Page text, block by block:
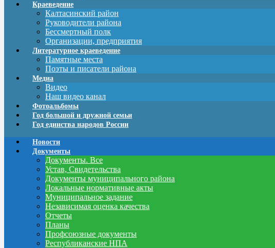
Краеведение
Калтасинский район
Руководители района
Бессмертный полк
Организации, предприятия
Литературное краеведение
Памятные места
Поэты и писатели района
Медиа
Видео
Наш видео канал
Фотоальбомы
Год большой и дружной семьи
Год единства народов России
Новости
Документы
Документы. Все
Устав, Свидетельства
Документы муниципального района
Локальные нормативные акты
Муниципальное задание
Независимая оценка качества
Отчеты
Планы
Профсоюзные документы
Республиканские НПА